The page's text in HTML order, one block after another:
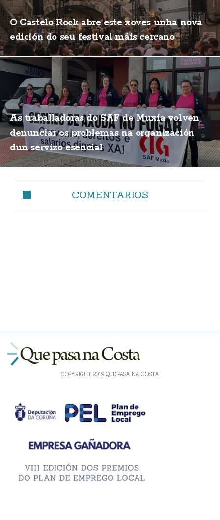
O Castelo Rock abre este xoves unha nova
edición do seu festival máis cercano
As traballadoras do SAF de Muxía volven
denunciar os problemas na organización
dun servizo esencial
COMENTARIOS
COPYRIGHT 2019 QUE PASA NA COSTA